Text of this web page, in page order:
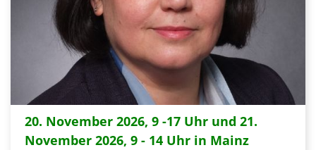
20. November 2026, 9 -17 Uhr und 21.
November 2026, 9 - 14 Uhr in Mainz: